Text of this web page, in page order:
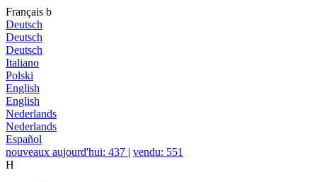
Français b
Deutsch
Deutsch
Deutsch
Italiano
Polski
English
English
Nederlands
Nederlands
Español
nouveaux aujourd'hui: 437 | vendu: 551
H